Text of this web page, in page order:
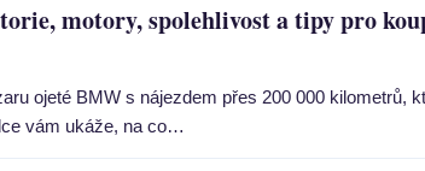
motory, spolehlivost a tipy pro
ojeté BMW s nájezdem přes 200 000 kilometrů,
vám ukáže, na co…